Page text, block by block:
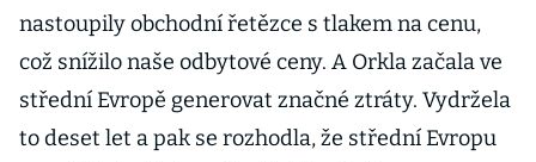
nastoupily obchodní řetězce s tlakem na cenu,
což snížilo naše odbytové ceny. A Orkla začala ve
střední Evropě generovat značné ztráty. Vydržela
to deset let a pak se rozhodla, že střední Evropu